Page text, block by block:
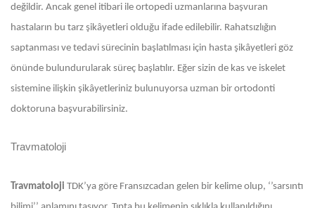
değildir. Ancak genel itibari ile ortopedi uzmanlarına başvuran
hastaların bu tarz şikâyetleri olduğu ifade edilebilir. Rahatsızlığın
saptanması ve tedavi sürecinin başlatılması için hasta şikâyetleri göz
önünde bulundurularak süreç başlatılır. Eğer sizin de kas ve iskelet
sistemine ilişkin şikâyetleriniz bulunuyorsa uzman bir ortodonti
doktoruna başvurabilirsiniz.
Travmatoloji
Travmatoloji TDK’ya göre Fransızcadan gelen bir kelime olup, ‘’sarsıntı